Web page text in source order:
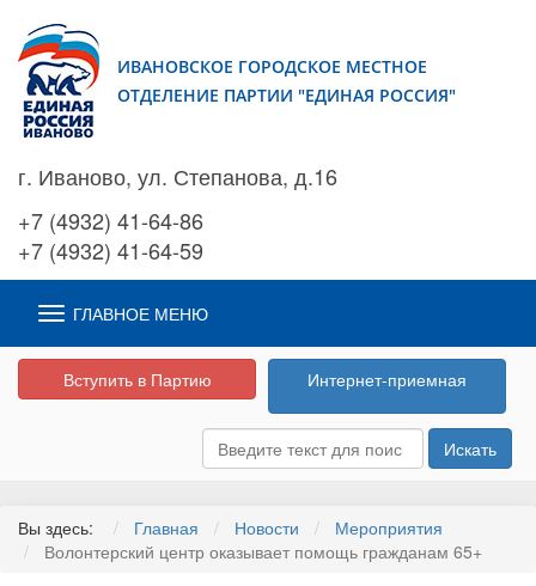
ИВАНОВСКОЕ ГОРОДСКОЕ МЕСТНОЕ
ОТДЕЛЕНИЕ ПАРТИИ "ЕДИНАЯ РОССИЯ"
г. Иваново, ул. Степанова, д.16
+7 (4932) 41-64-86
+7 (4932) 41-64-59
ГЛАВНОЕ МЕНЮ
Вступить в Партию Интернет-приемная
Искать
Вы здесь: Главная Новости
Мероприятия
Волонтерский центр оказывает помощь гражданам 65+